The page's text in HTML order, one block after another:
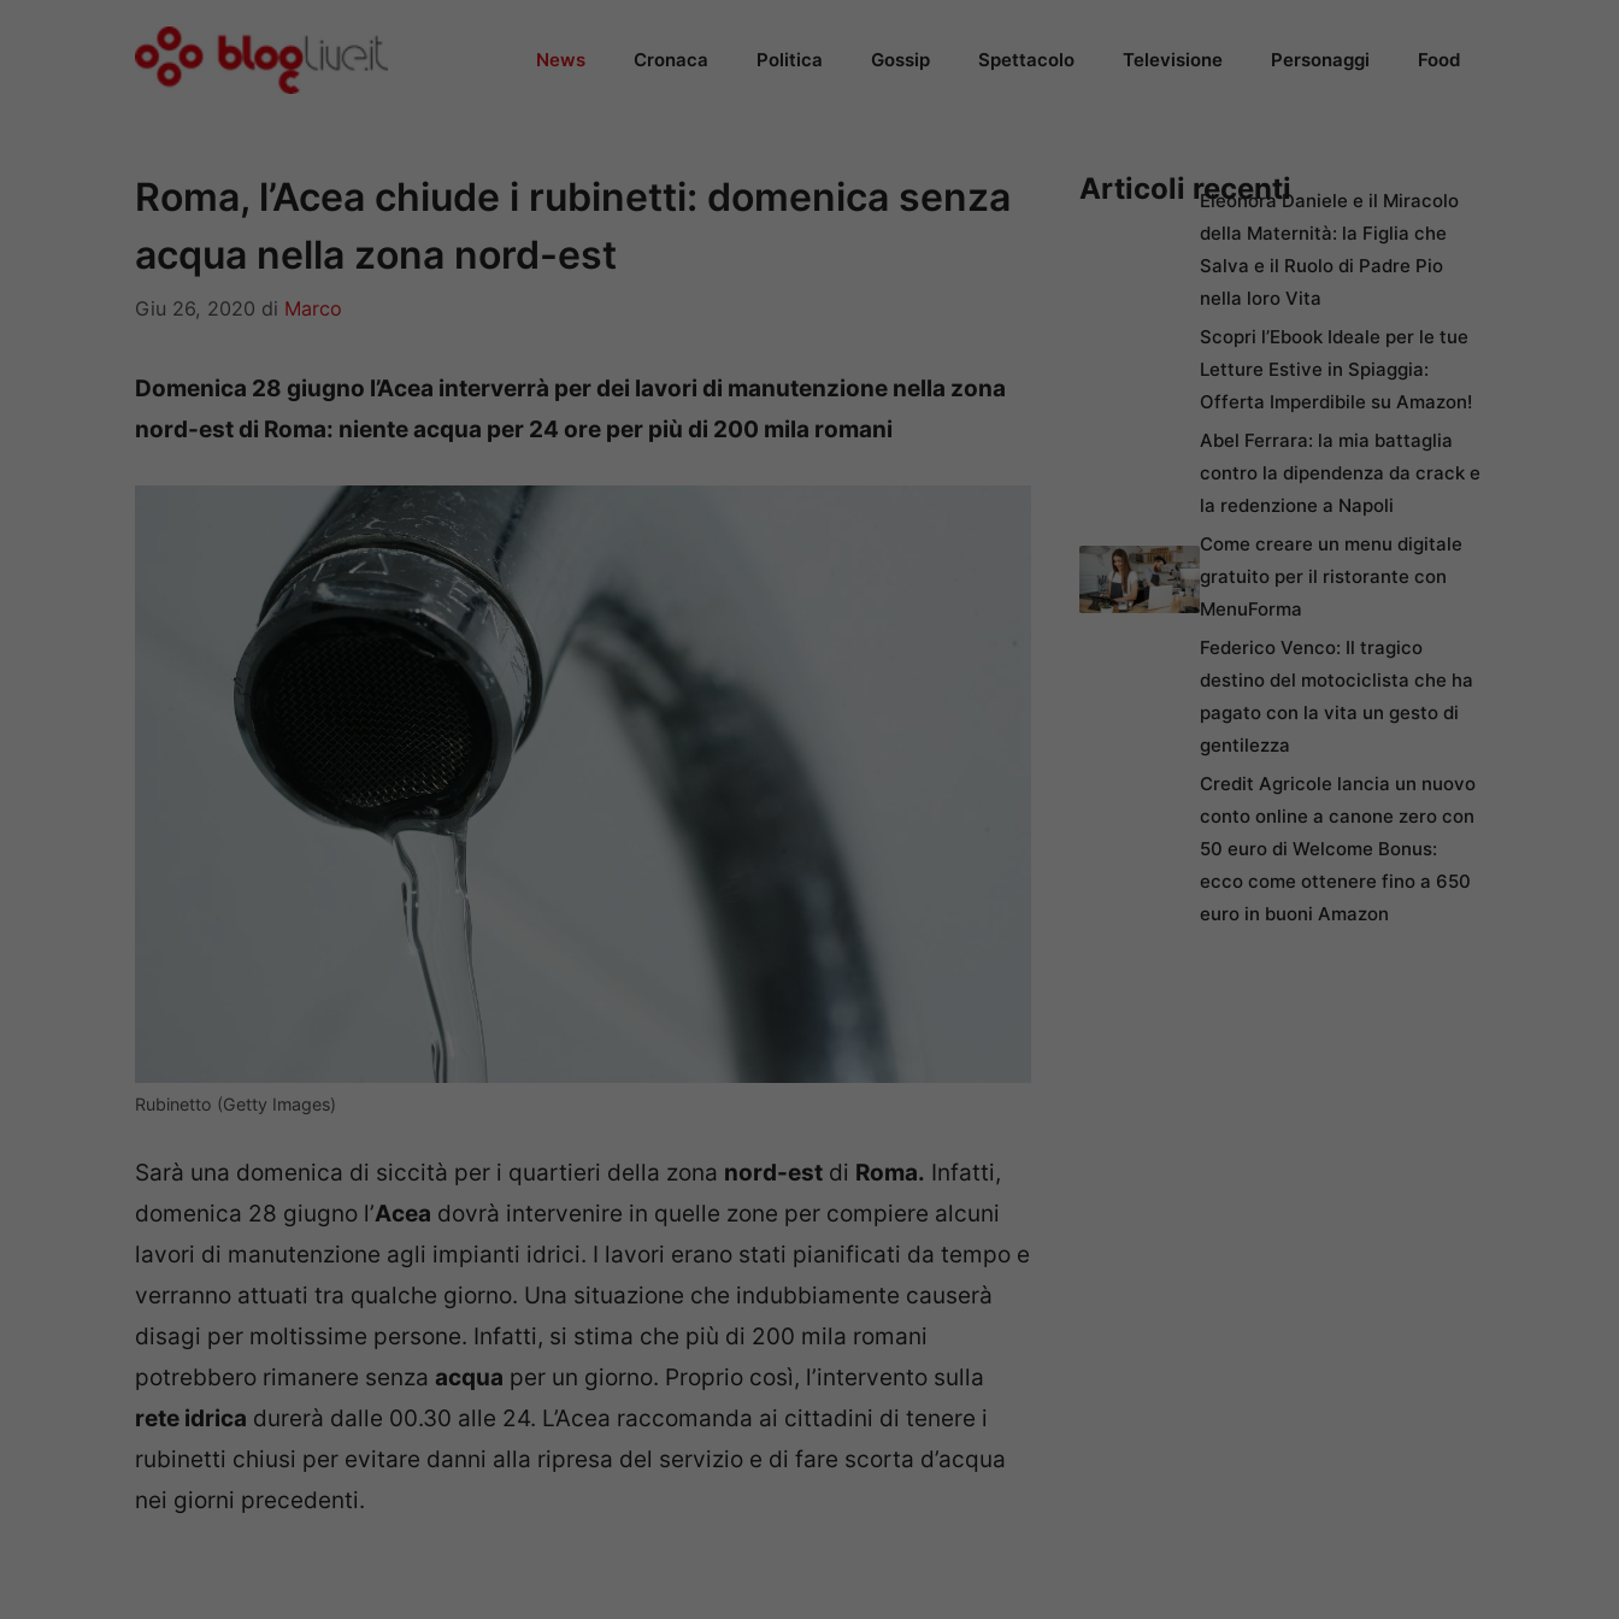
News Cronaca Politica Gossip Spettacolo Televisione Personaggi Food
Roma, l’Acea chiude i rubinetti: domenica senza
acqua nella zona nord-est
Giu 26, 2020 di Marco
Domenica 28 giugno l’Acea interverrà per dei lavori di manutenzione nella zona
nord-est di Roma: niente acqua per 24 ore per più di 200 mila romani
Rubinetto (Getty Images)
Sarà una domenica di siccità per i quartieri della zona nord-est di Roma. Infatti,
domenica 28 giugno l’Acea dovrà intervenire in quelle zone per compiere alcuni
lavori di manutenzione agli impianti idrici. I lavori erano stati pianificati da tempo e
verranno attuati tra qualche giorno. Una situazione che indubbiamente causerà
disagi per moltissime persone. Infatti, si stima che più di 200 mila romani
potrebbero rimanere senza acqua per un giorno. Proprio così, l’intervento sulla
rete idrica durerà dalle 00.30 alle 24. L’Acea raccomanda ai cittadini di tenere i
rubinetti chiusi per evitare danni alla ripresa del servizio e di fare scorta d’acqua
nei giorni precedenti.
Articoli recentiEleonora Daniele e il Miracolo
della Maternità: la Figlia che
Salva e il Ruolo di Padre Pio
nella loro Vita
Scopri l’Ebook Ideale per le tue
Letture Estive in Spiaggia:
Offerta Imperdibile su Amazon!
Abel Ferrara: la mia battaglia
contro la dipendenza da crack e
la redenzione a Napoli
Come creare un menu digitale
gratuito per il ristorante con
MenuForma
Federico Venco: Il tragico
destino del motociclista che ha
pagato con la vita un gesto di
gentilezza
Credit Agricole lancia un nuovo
conto online a canone zero con
50 euro di Welcome Bonus:
ecco come ottenere fino a 650
euro in buoni Amazon